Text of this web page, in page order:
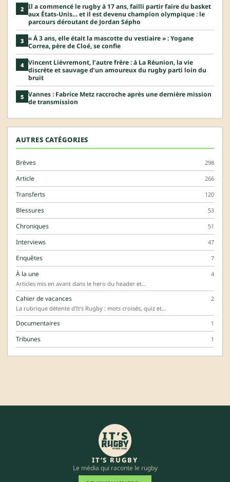
2 Il a commencé le rugby à 17 ans, failli partir faire du basket
aux États-Unis… et il est devenu champion olympique : le
parcours déroutant de Jordan Sépho
3 « À 3 ans, elle était la mascotte du vestiaire » : Yogane
Correa, père de Cloé, se confie
4 Vincent Lièvremont, l’autre frère : à La Réunion, la vie
discrète et sauvage d’un amoureux du rugby parti loin du
bruit
5 Vannes : Fabrice Metz raccroche après une dernière mission
de transmission
AUTRES CATÉGORIES
Brèves 298
Article 266
Transferts 120
Blessures 53
Chroniques 51
Interviews 47
Enquêtes 7
À la une
4
Articles mis en avant dans le hero du header et…
Cahier de vacances
2
La rubrique détente d'It's Rugby : mots croisés, quiz et…
Documentaires 1
Tribunes 1
IT’S RUGBY
Le média qui raconte le rugby